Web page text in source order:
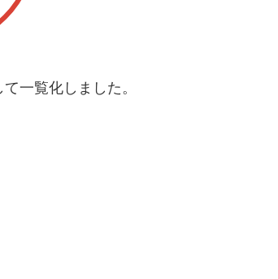
一覧化しました。